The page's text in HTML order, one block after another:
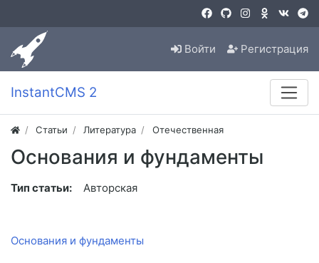
Войти Регистрация
InstantCMS 2
Статьи Литература Отечественная
Основания и фундаменты
Тип статьи: Авторская
Основания и фундаменты